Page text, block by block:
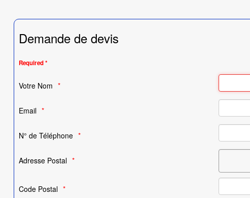
Demande de devis
Required *
Votre Nom
Email
N° de Téléphone
Adresse Postal
Code Postal